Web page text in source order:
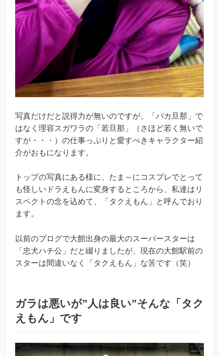
写真だけだと説得力が無いのですが、「バカ旦那」で
はなく理容スガワラの「若旦那」（さほど若く無いで
すが・・・）の仕事っぷりと愛すべきキャラクター紹
介がおもになります。
トップの写真にある様に、たま～にコスプレでとって
も怪しいドラえもんに変身するところから、私達はリ
スペクトの念を込めて、「タクえもん」と呼んでおり
ます。
以前のブログで大館出身の最大のスーパースターは
「忠犬ハチ公」だと綴りましたが、現在の大館駅前の
スターは間違いなく「タクえもん」な筈です（笑）
ガラは悪いが”人は良い”そんな「タク
えもん」です